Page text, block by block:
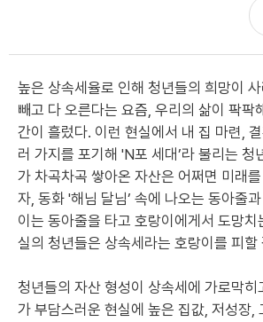
높은 상속세율로 인해 청년들의 희망이
빼고 다 오른다는 요즘, 우리의 삶이 팍팍
간이 흘렀다. 이런 현실에서 내 집 마련,
러 가지를 포기해 'N포 세대’라 불리는 청
가 차곡차곡 쌓아온 자산은 어쩌면 미래
자, 동화 '해님 달님’ 속에 나오는 동아줄
이는 동아줄을 타고 호랑이에게서 도망치
실의 청년들은 상속세라는 호랑이를 피할
청년들의 자산 형성이 상속세에 가로막히
가 부담스러운 현실에 높은 집값, 저성장,